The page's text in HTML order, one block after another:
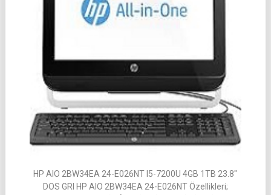
HP AIO 2BW34EA 24-E026NT I5-7200U 4GB 1TB 23.8″
DOS GRI HP AIO 2BW34EA 24-E026NT Özellikleri;